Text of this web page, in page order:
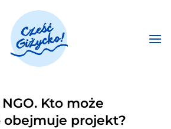
Kto może
obejmuje projekt?